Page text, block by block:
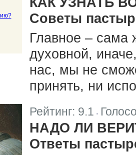
Советы
Главное – сама
духовной,
нас, мы не
принять, ни
Рейтинг: 9.1
НАДО ЛИ
Ответы